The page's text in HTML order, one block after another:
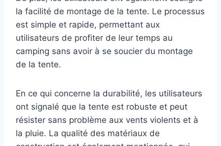
la facilité de montage de la tente. Le processus
est simple et rapide, permettant aux
utilisateurs de profiter de leur temps au
camping sans avoir à se soucier du montage
de la tente.
En ce qui concerne la durabilité, les utilisateurs
ont signalé que la tente est robuste et peut
résister sans problème aux vents violents et à
la pluie. La qualité des matériaux de